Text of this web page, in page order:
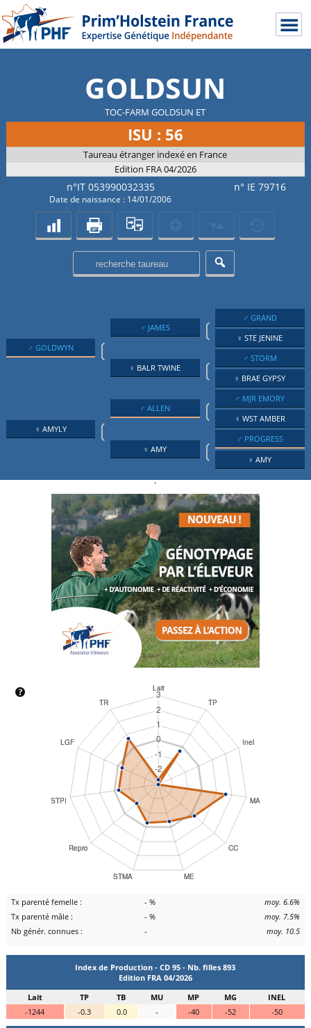
GOLDSUN
TOC-FARM GOLDSUN ET
ISU : 56
Taureau étranger indexé en France
Edition FRA 04/2026
n°IT 053990032335 n° IE 79716
Date de naissance : 14/01/2006
♂ GOLDWYN ❲
♂ JAMES ❲
♂ GRAND
♀ STE JENINE
♀ BALR TWINE ❲
♂ STORM
♀ BRAE GYPSY
♀ AMYLY ❲
♂ ALLEN ❲
♂ MJR EMORY
♀ WST AMBER
♀ AMY ❲
♂ PROGRESS
♀ AMY
.
Tx parenté femelle : - %
moy. 6.6%
Tx parenté mâle :
- %
moy. 7.5%
Nb génér. connues :
- moy. 10.5
Index de Production - CD 95 - Nb. filles 893
Edition FRA 04/2026
Lait
TP TB MU MP MG
INEL
-1244
-0.3 0.0 - -40 -52 -50